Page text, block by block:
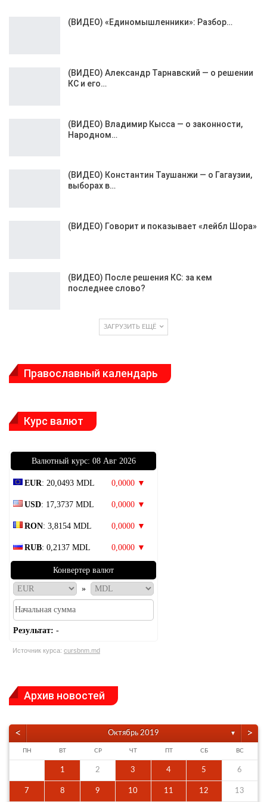
(ВИДЕО) «Единомышленники»: Разбор…
(ВИДЕО) Александр Тарнавский — о решении
КС и его…
(ВИДЕО) Владимир Кысса — о законности,
Народном…
(ВИДЕО) Константин Таушанжи — о Гагаузии,
выборах в…
(ВИДЕО) Говорит и показывает «лейбл Шора»
(ВИДЕО) После решения КС: за кем
последнее слово?
ЗАГРУЗИТЬ ЕЩЁ
Православный календарь
Курс валют
Bалютный курс: 08 Авг 2026
EUR: 20,0493 MDL 0,0000 ▼
USD: 17,3737 MDL 0,0000 ▼
RON: 3,8154 MDL 0,0000 ▼
RUB: 0,2137 MDL 0,0000 ▼
Конвертер валют
»
Результат: -
Источник курса: cursbnm.md
Архив новостей
< Октябрь 2019 ▼ >
ПН ВТ СР ЧТ ПТ СБ ВС
1 2 3 4 5 6
7 8 9 10 11 12 13